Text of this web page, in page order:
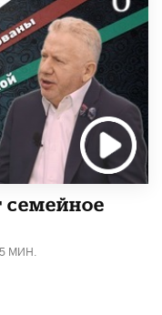
семейное
МИН.